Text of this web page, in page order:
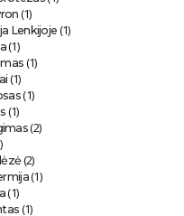
(1)
Lenkijoje (1)
(1)
(1)
(1)
(1)
(1)
(2)
(2)
(1)
(1)
(1)